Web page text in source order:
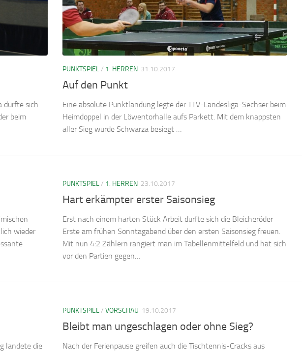
durfte sich
beim
PUNKTSPIEL/ 1. HERREN 31.10.2017
Auf den Punkt
Eine absolute Punktlandung legte der TTV-Landesliga-Sechser beim
Heimdoppel in der Löwentorhalle aufs Parkett. Mit dem knappsten
aller Sieg wurde Schwarza besiegt …
wieder
PUNKTSPIEL/ 1. HERREN 23.10.2017
Hart erkämpter erster Saisonsieg
Erst nach einem harten Stück Arbeit durfte sich die Bleicheröder
Erste am frühen Sonntagabend über den ersten Saisonsieg freuen.
Mit nun 4:2 Zählern rangiert man im Tabellenmittelfeld und hat sich
vor den Partien gegen…
landete die
PUNKTSPIEL/ VORSCHAU 19.10.2017
Bleibt man ungeschlagen oder ohne Sieg?
Nach der Ferienpause greifen auch die Tischtennis-Cracks aus